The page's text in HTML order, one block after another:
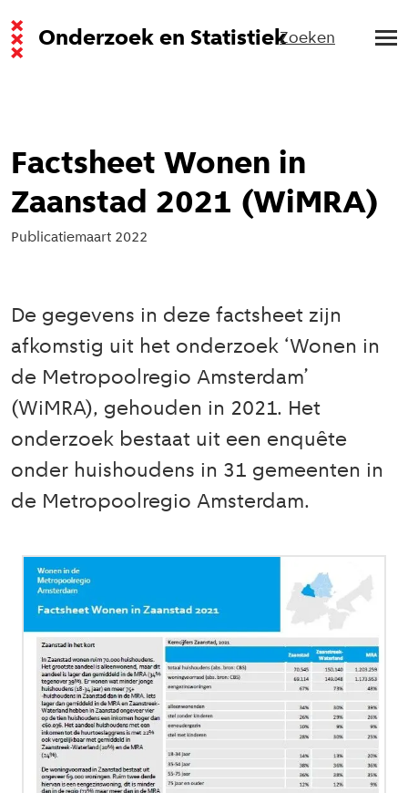
Onderzoek en StatistiekZoeken
Factsheet Wonen in
Zaanstad 2021 (WiMRA)
Publicatiemaart 2022
De gegevens in deze factsheet zijn
afkomstig uit het onderzoek ‘Wonen in
de Metropoolregio Amsterdam’
(WiMRA), gehouden in 2021. Het
onderzoek bestaat uit een enquête
onder huishoudens in 31 gemeenten in
de Metropoolregio Amsterdam.